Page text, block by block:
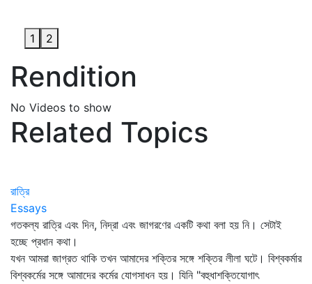
1 2
Rendition
No Videos to show
Related Topics
রাত্রি
Essays
গতকল্য রাত্রি এবং দিন, নিদ্রা এবং জাগরণের একটি কথা বলা হয় নি। সেটাই
হচ্ছে প্রধান কথা।
যখন আমরা জাগ্রত থাকি তখন আমাদের শক্তির সঙ্গে শক্তির লীলা ঘটে। বিশ্বকর্মার
বিশ্বকর্মের সঙ্গে আমাদের কর্মের যোগসাধন হয়। যিনি "বহুধাশক্তিযোগাৎ